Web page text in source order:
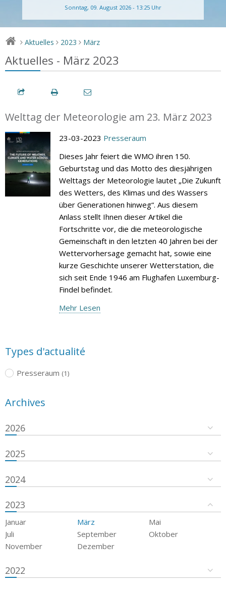
Sonntag, 09. August 2026 - 13:25 Uhr
> Aktuelles > 2023 > März
Aktuelles - März 2023
Welttag der Meteorologie am 23. März 2023
23-03-2023 Presseraum
Dieses Jahr feiert die WMO ihren 150.
Geburtstag und das Motto des diesjährigen
Welttags der Meteorologie lautet „Die Zukunft
des Wetters, des Klimas und des Wassers
über Generationen hinweg“. Aus diesem
Anlass stellt Ihnen dieser Artikel die
Fortschritte vor, die die meteorologische
Gemeinschaft in den letzten 40 Jahren bei der
Wettervorhersage gemacht hat, sowie eine
kurze Geschichte unserer Wetterstation, die
sich seit Ende 1946 am Flughafen Luxemburg-
Findel befindet.
Mehr Lesen
Types d'actualité
Presseraum (1)
Archives
2026
2025
2024
2023
Januar März
Mai
Juli
September
Oktober
November
Dezember
2022